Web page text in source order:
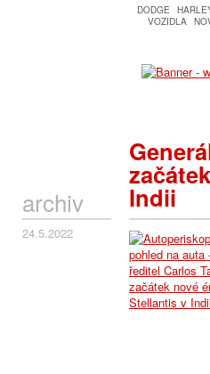
DODGE
VOZIDLA
Indii
archiv
24.5.2022